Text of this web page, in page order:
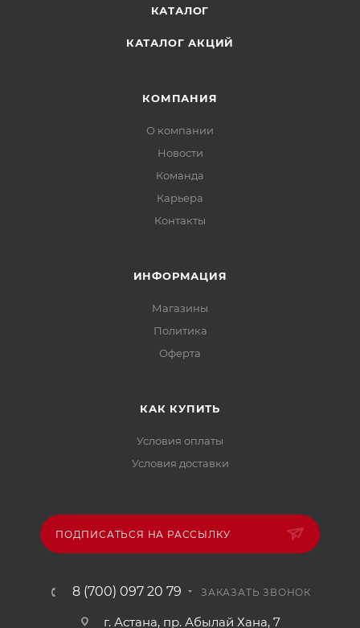
КАТАЛОГ
КАТАЛОГ АКЦИЙ
КОМПАНИЯ
О компании
Новости
Команда
Карьера
Контакты
ИНФОРМАЦИЯ
Магазины
Политика
Офертa
КАК КУПИТЬ
Условия оплаты
Условия доставки
ПОДПИСАТЬСЯ НА РАССЫЛКУ
8 (700) 097 20 79 ЗАКАЗАТЬ ЗВОНОК
г. Астана, пр. Абылай Хана, 7